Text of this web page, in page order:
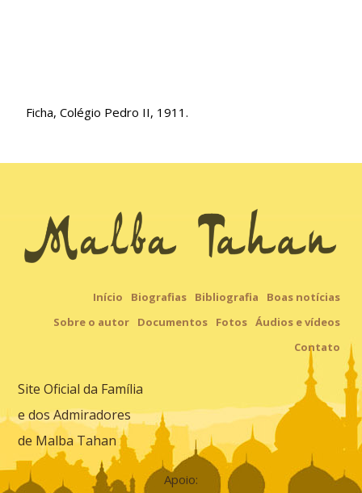
Ficha, Colégio Pedro II, 1911.
Início Biografias Bibliografia
Boas notícias
Sobre o autor
Documentos Fotos Áudios e vídeos
Contato
Site Oficial da Família
e dos Admiradores
de Malba Tahan
Apoio: